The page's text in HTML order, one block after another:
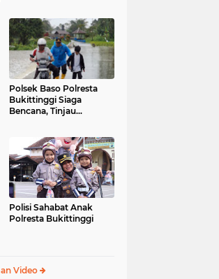
Polsek Baso Polresta
Bukittinggi Siaga
Bencana, Tinjau
Polisi Sahabat Anak
Polresta Bukittinggi
Video